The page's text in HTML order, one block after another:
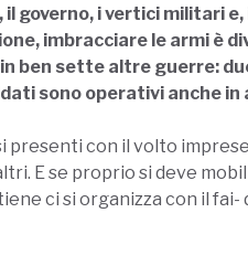
governo, i vertici militari
imbracciare le armi è
ben sette altre guerre:
sono operativi anche in
presenti con il volto
E se proprio si deve
ci si organizza con il